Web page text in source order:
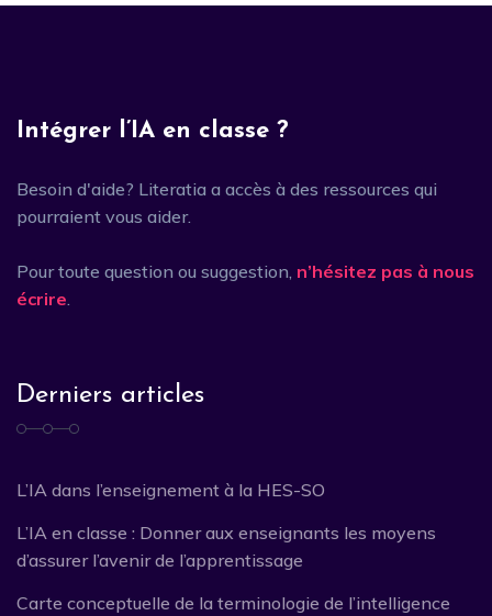
Intégrer l’IA en classe ?
Besoin d'aide? Literatia a accès à des ressources qui
pourraient vous aider.
Pour toute question ou suggestion, n’hésitez pas à nous
écrire.
Derniers articles
L’IA dans l’enseignement à la HES-SO
L’IA en classe : Donner aux enseignants les moyens
d’assurer l’avenir de l’apprentissage
Carte conceptuelle de la terminologie de l’intelligence